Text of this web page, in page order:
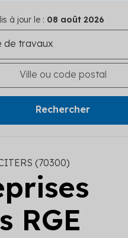
à jour le : 08 août 2026
(70300)
RGE